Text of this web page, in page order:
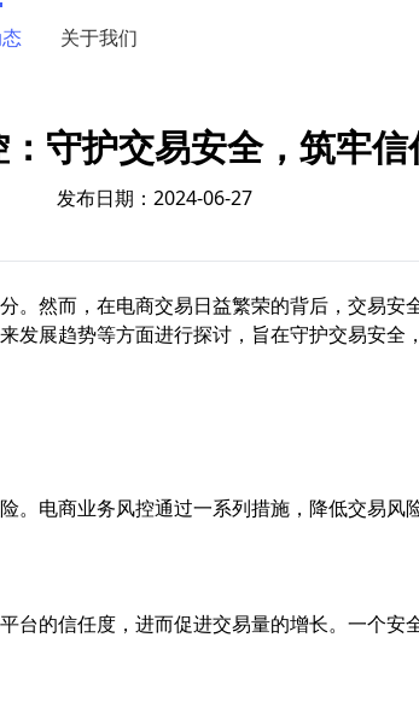
关于我们
守护交易安全，筑牢
发布日期：2024-06-27
然而，在电商交易日益繁荣的背后，交易
展趋势等方面进行探讨，旨在守护交易安全
电商业务风控通过一系列措施，降低交易风
的信任度，进而促进交易量的增长。一个